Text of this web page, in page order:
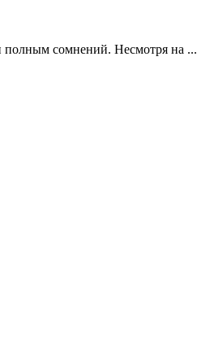
полным сомнений. Несмотря на ...